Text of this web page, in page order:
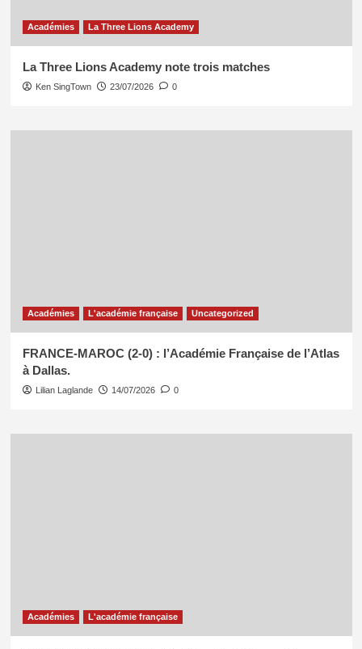
Académies La Three Lions Academy
La Three Lions Academy note trois matches
Ken SingTown 23/07/2026 0
Académies L'académie française Uncategorized
FRANCE-MAROC (2-0) : l’Académie Française de l’Atlas
à Dallas.
Lilian Laglande 14/07/2026 0
Académies L'académie française